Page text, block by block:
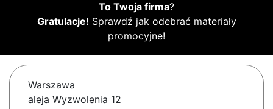
To Twoja firma?
Gratulacje! Sprawdź jak odebrać materiały
promocyjne!
Warszawa
aleja Wyzwolenia 12